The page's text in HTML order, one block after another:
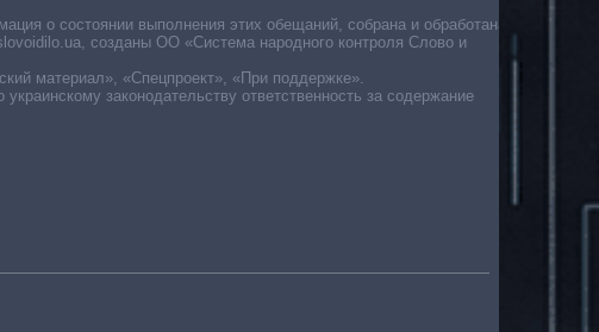
о состоянии выполнения этих обещаний, собрана и обработана
созданы ОО «Система народного контроля Слово и
материал», «Спецпроект», «При поддержке».
законодательству ответственность за содержание